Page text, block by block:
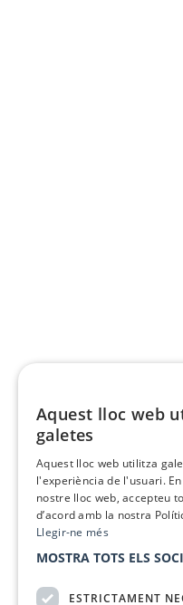
Aquest lloc web
galetes
Aquest lloc web utilitza
l'experiència de l'usuari.
nostre lloc web, accepteu
d’acord amb la nostra
Llegir-ne més
MOSTRA TOTS ELS
ESTRICTAMENT